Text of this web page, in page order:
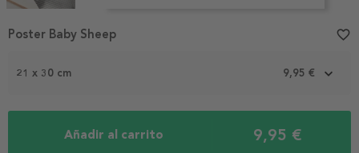
1
21 x 30 cm 9,95 €
Añadir al carrito 9,95 €
Poster Baby Sheep favorite_border